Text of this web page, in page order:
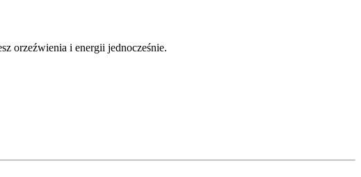
orzeźwienia i energii jednocześnie.